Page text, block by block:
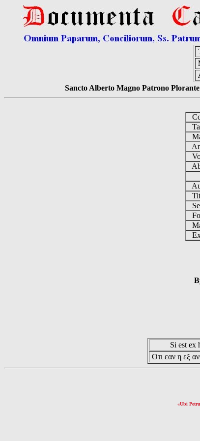
Sancto Alberto Magno Patrono
Si est ex
Οτι εαν η εξ
«Ubi